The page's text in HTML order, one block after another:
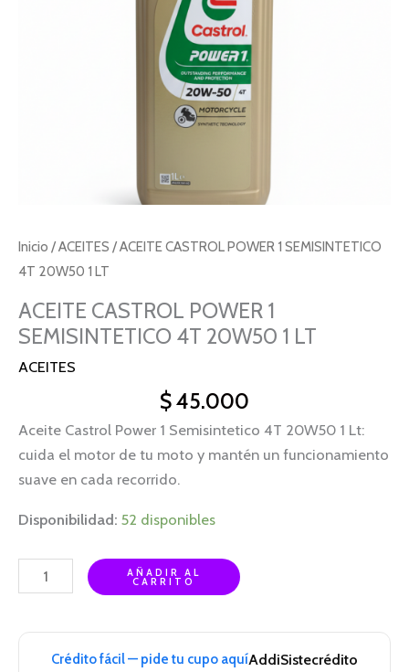
Inicio /ACEITES / ACEITE CASTROL POWER 1 SEMISINTETICO
4T 20W50 1 LT
ACEITE CASTROL POWER 1
SEMISINTETICO 4T 20W50 1 LT
ACEITES
$45.000
Aceite Castrol Power 1 Semisintetico 4T 20W50 1 Lt:
cuida el motor de tu moto y mantén un funcionamiento
suave en cada recorrido.
Disponibilidad: 52 disponibles
AÑADIR AL
CARRITO
Crédito fácil — pide tu cupo aquíAddiSistecrédito